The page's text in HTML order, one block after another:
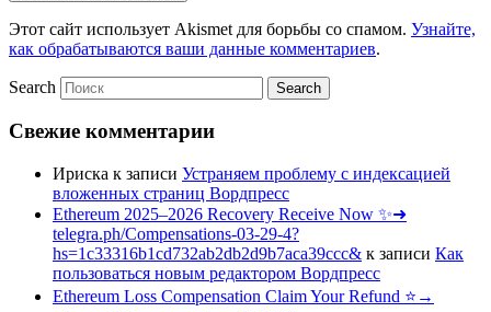
Этот сайт использует Akismet для борьбы со спамом. Узнайте,
как обрабатываются ваши данные комментариев.
Search
Свежие комментарии
Ириска к записи Устраняем проблему с индексацией
вложенных страниц Вордпресс
Ethereum 2025–2026 Recovery Receive Now ✨➜
telegra.ph/Compensations-03-29-4?
hs=1c33316b1cd732ab2db2d9b7aca39ccc& к записи Как
пользоваться новым редактором Вордпресс
Ethereum Loss Compensation Claim Your Refund ⭐→